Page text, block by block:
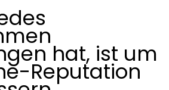
hat, ist um
Reputation